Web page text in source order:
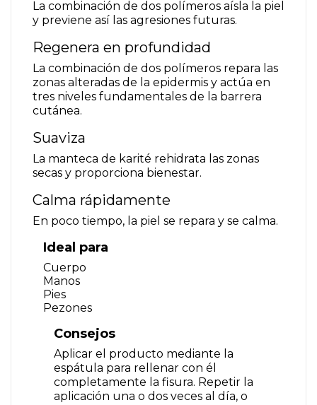
La combinación de dos polímeros aísla la piel
y previene así las agresiones futuras.
Regenera en profundidad
La combinación de dos polímeros repara las
zonas alteradas de la epidermis y actúa en
tres niveles fundamentales de la barrera
cutánea.
Suaviza
La manteca de karité rehidrata las zonas
secas y proporciona bienestar.
Calma rápidamente
En poco tiempo, la piel se repara y se calma.
Ideal para
Cuerpo
Manos
Pies
Pezones
Consejos
Aplicar el producto mediante la
espátula para rellenar con él
completamente la fisura. Repetir la
aplicación una o dos veces al día, o